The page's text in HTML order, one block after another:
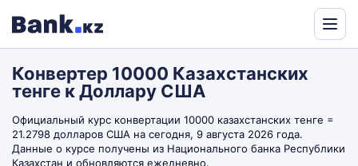
by
Translate
Конвертер 10000 Казахстанских
тенге к Доллару США
Официальный курс конвертации 10000 казахстанских тенге =
21.2798 долларов США на сегодня, 9 августа 2026 года.
Данные о курсе получены из Национального банка Республики
Казахстан и обновляются ежедневно.